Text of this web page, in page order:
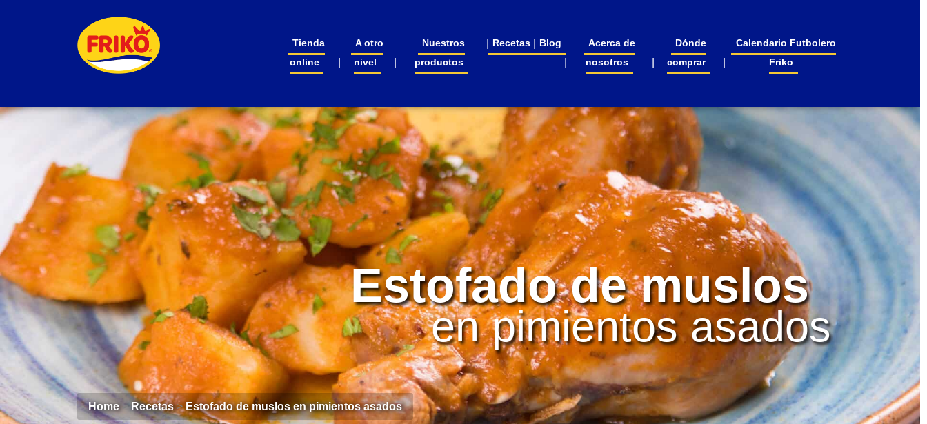
Tienda
online
A otro
nivel
Nuestros
productos
Recetas Blog
Acerca de
nosotros
Dónde
comprar
Calendario Futbolero
Friko
Estofado de muslos
en pimientos asados
Home > Recetas> Estofado de muslos en pimientos asados